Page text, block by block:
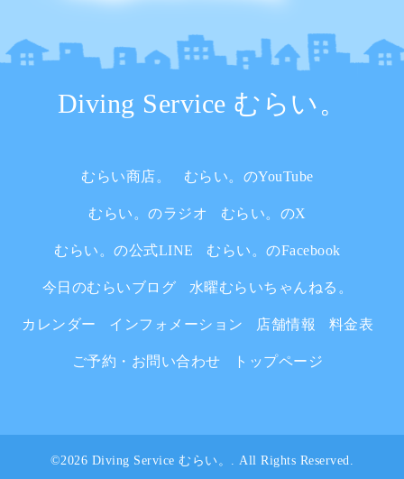
Diving Service むらい。
むらい商店。 むらい。のYouTube
むらい。のラジオ むらい。のX
むらい。の公式LINE むらい。のFacebook
今日のむらいブログ 水曜むらいちゃんねる。
カレンダー インフォメーション 店舗情報 料金表
ご予約・お問い合わせ トップページ
©2026 Diving Service むらい。 . All Rights Reserved.